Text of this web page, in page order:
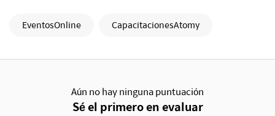
EventosOnline CapacitacionesAtomy
Aún no hay ninguna puntuación
Sé el primero en evaluar